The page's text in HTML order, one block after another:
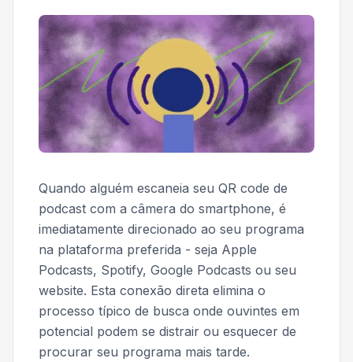
Quando alguém escaneia seu QR code de
podcast com a câmera do smartphone, é
imediatamente direcionado ao seu programa
na plataforma preferida - seja Apple
Podcasts, Spotify, Google Podcasts ou seu
website. Esta conexão direta elimina o
processo típico de busca onde ouvintes em
potencial podem se distrair ou esquecer de
procurar seu programa mais tarde.